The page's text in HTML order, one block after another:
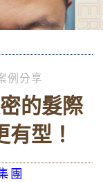
例分享
的髮際
型！
團